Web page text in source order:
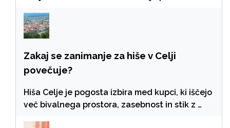
Zakaj se zanimanje za hiše v Celji
povečuje?
Hiša Celje je pogosta izbira med kupci, ki iščejo
več bivalnega prostora, zasebnost in stik z …